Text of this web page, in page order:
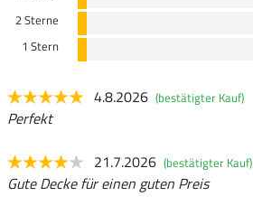
2 Sterne
1 Stern
4.8.2026 (bestätigter Kauf)
Perfekt
21.7.2026 (bestätigter Kauf)
Gute Decke für einen guten Preis